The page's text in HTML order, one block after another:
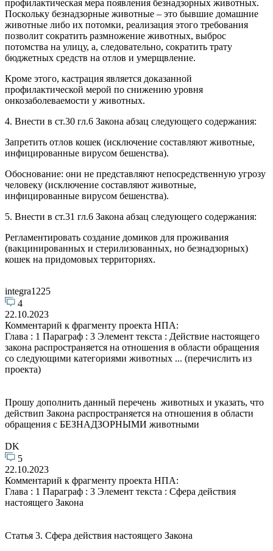
профилактическая мера появления безнадзорных животных.
Поскольку безнадзорные животные – это бывшие домашние
животные либо их потомки, реализация этого требования
позволит сократить размножение животных, выброс
потомства на улицу, а, следовательно, сократить трату
бюджетных средств на отлов и умерщвление.
Кроме этого, кастрация является доказанной
профилактической мерой по снижению уровня
онкозаболеваемости у животных.
4. Внести в ст.30 гл.6 Закона абзац следующего содержания:
Запретить отлов кошек (исключение составляют животные,
инфицированные вирусом бешенства).
Обоснование: они не представляют непосредственную угрозу
человеку (исключение составляют животные,
инфицированные вирусом бешенства).
5. Внести в ст.31 гл.6 Закона абзац следующего содержания:
Регламентировать создание домиков для проживания
(вакцинированных и стерилизованных, но безнадзорных)
кошек на придомовых территориях.
integra1225
4
22.10.2023
Комментарий к фрагменту проекта НПА:
Глава : 1 Параграф : 3 Элемент текста : Действие настоящего
закона распространяется на отношения в области обращения
со следующими категориями животных ... (перечислить из
проекта)
Прошу дополнить данный перечень животных и указать, что
действип Закона распространяется на отношения в области
обращения с БЕЗНАДЗОРНЫМИ животными
DK
5
22.10.2023
Комментарий к фрагменту проекта НПА:
Глава : 1 Параграф : 3 Элемент текста : Сфера действия
настоящего Закона
Статья 3. Сфера действия настоящего Закона